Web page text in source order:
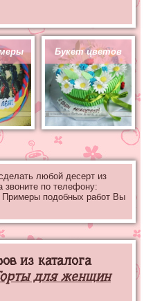
Букет цветов
любой десерт из
звоните по телефону:
Примеры подобных работ Вы
из каталога
для женщин